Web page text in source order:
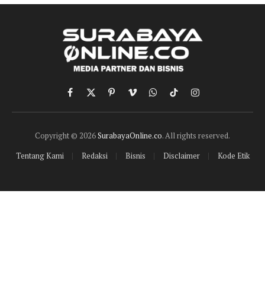
Facebook
X
(Twitter)
PinterestVimeoWhatsApp
TikTokInstagram
Copyright © 2026SurabayaOnline.co. All rights reserved.
Tentang Kami
Redaksi Bisnis Disclaimer Kode Etik